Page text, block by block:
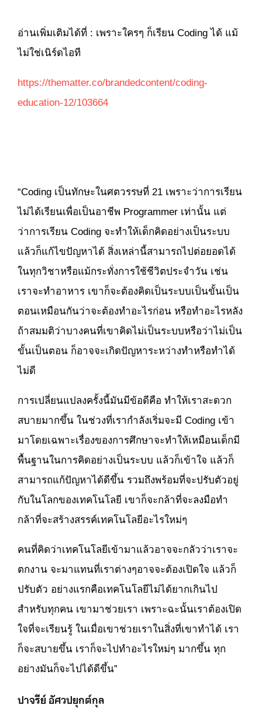
อ่านเพิ่มเติมได้ที่ : เพราะใครๆ ก็เรียน Coding ได้ แม้
ไม่ใช่เนิร์ดไอที
https://thematter.co/brandedcontent/coding-
education-12/103664
“Coding เป็นทักษะในศตวรรษที่ 21 เพราะว่าการเรียน
ไม่ได้เรียนเพื่อเป็นอาชีพ Programmer เท่านั้น แต่
ว่าการเรียน Coding จะทำให้เด็กคิดอย่างเป็นระบบ
แล้วก็แก้ไขปัญหาได้ สิ่งเหล่านี้สามารถไปต่อยอดได้
ในทุกวิชาหรือแม้กระทั่งการใช้ชีวิตประจำวัน เช่น
เราจะทำอาหาร เขาก็จะต้องคิดเป็นระบบเป็นขั้นเป็น
ตอนเหมือนกันว่าจะต้องทำอะไรก่อน หรือทำอะไรหลัง
ถ้าสมมติว่าบางคนที่เขาคิดไม่เป็นระบบหรือว่าไม่เป็น
ขั้นเป็นตอน ก็อาจจะเกิดปัญหาระหว่างทำหรือทำได้
ไม่ดี
การเปลี่ยนแปลงครั้งนี้มันมีข้อดีคือ ทำให้เราสะดวก
สบายมากขึ้น ในช่วงที่เรากำลังเริ่มจะมี Coding เข้า
มาโดยเฉพาะเรื่องของการศึกษาจะทำให้เหมือนเด็กมี
พื้นฐานในการคิดอย่างเป็นระบบ แล้วก็เข้าใจ แล้วก็
สามารถแก้ปัญหาได้ดีขึ้น รวมถึงพร้อมที่จะปรับตัวอยู่
กับในโลกของเทคโนโลยี เขาก็จะกล้าที่จะลงมือทำ
กล้าที่จะสร้างสรรค์เทคโนโลยีอะไรใหม่ๆ
คนที่คิดว่าเทคโนโลยีเข้ามาแล้วอาจจะกลัวว่าเราจะ
ตกงาน จะมาแทนที่เราต่างๆอาจจะต้องเปิดใจ แล้วก็
ปรับตัว อย่างแรกคือเทคโนโลยีไม่ได้ยากเกินไป
สำหรับทุกคน เขามาช่วยเรา เพราะฉะนั้นเราต้องเปิด
ใจที่จะเรียนรู้ ในเมื่อเขาช่วยเราในสิ่งที่เขาทำได้ เรา
ก็จะสบายขึ้น เราก็จะไปทำอะไรใหม่ๆ มากขึ้น ทุก
อย่างมันก็จะไปได้ดีขึ้น”
ปาจรีย์ อัศวปยุกต์กุล